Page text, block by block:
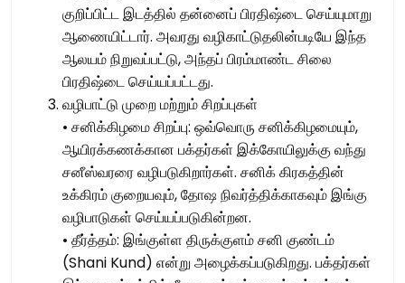
குறிப்பிட்ட இடத்தில் தன்னைப் பிரதிஷ்டை செய்யுமாறு
ஆணையிட்டார். அவரது வழிகாட்டுதலின்படியே இந்த
ஆலயம் நிறுவப்பட்டு, அந்தப் பிரம்மாண்ட சிலை
பிரதிஷ்டை செய்யப்பட்டது.
வழிபாட்டு முறை மற்றும் சிறப்புகள்
• சனிக்கிழமை சிறப்பு: ஒவ்வொரு சனிக்கிழமையும்,
ஆயிரக்கணக்கான பக்தர்கள் இக்கோயிலுக்கு வந்து
சனீஸ்வரரை வழிபடுகிறார்கள். சனிக் கிரகத்தின்
உக்கிரம் குறையவும், தோஷ நிவர்த்திக்காகவும் இங்கு
வழிபாடுகள் செய்யப்படுகின்றன.
• தீர்த்தம்: இங்குள்ள திருக்குளம் சனி குண்டம்
(Shani Kund) என்று அழைக்கப்படுகிறது. பக்தர்கள்